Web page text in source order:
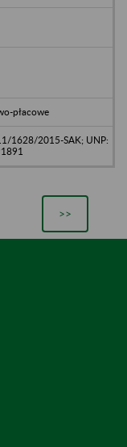
płacowe
1628/2015-SAK; UNP:
>>